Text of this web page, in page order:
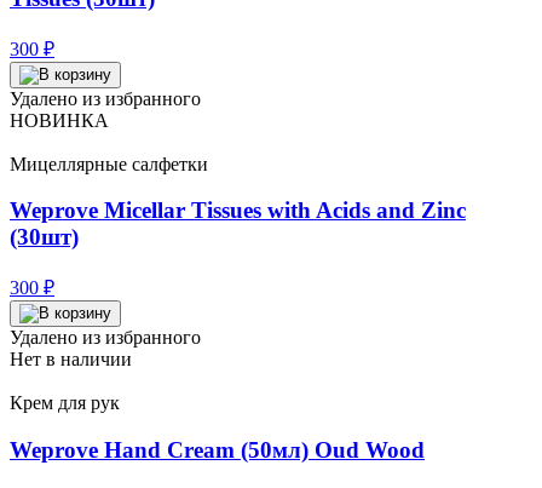
300 ₽
Удалено из избранного
НОВИНКА
Мицеллярные салфетки
Weprove Micellar Tissues with Acids and Zinc
(30шт)
300 ₽
Удалено из избранного
Нет в наличии
Крем для рук
Weprove Hand Cream (50мл) Oud Wood